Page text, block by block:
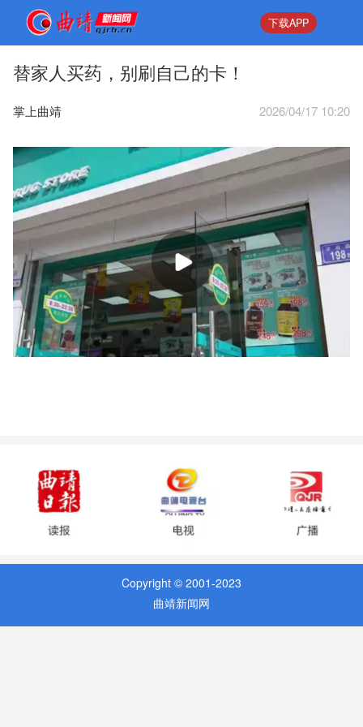
下载APP
替家人买药，别刷自己的卡！
掌上曲靖 2026/04/17 10:20
Copyright © 2001-2023
曲靖新闻网